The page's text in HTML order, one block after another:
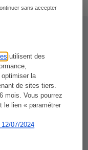
utilisent des
la
de sites tiers.
mois. Vous pourrez
le lien « paramétrer
07/2024
sans accepter